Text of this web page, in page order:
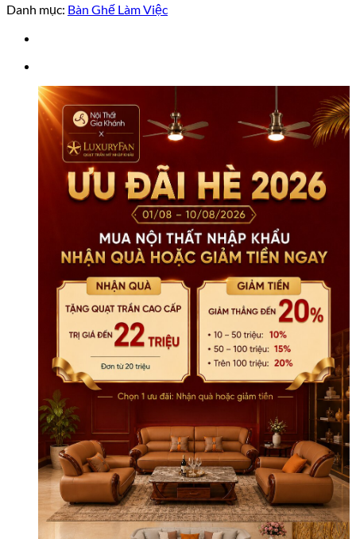
Danh mục: Bàn Ghế Làm Việc